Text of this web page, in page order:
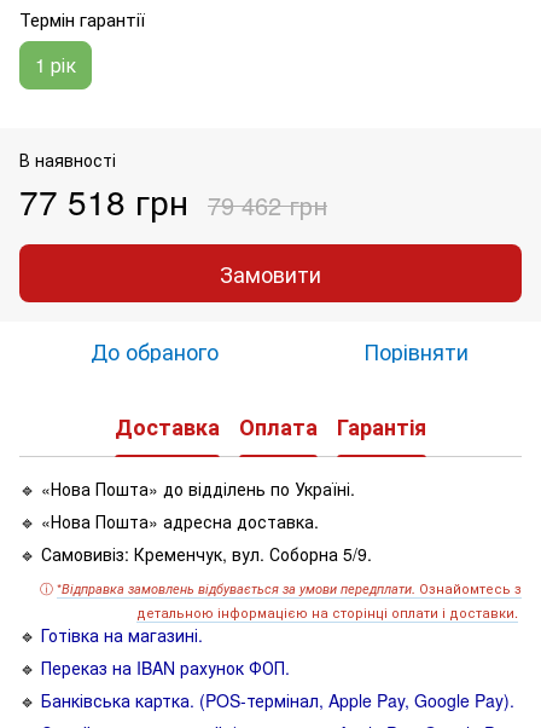
Термін гарантії
1 рік
В наявності
77 518 грн 79 462 грн
Замовити
До обраного Порівняти
Доставка Оплата Гарантія
🔹 «Нова Пошта» до відділень по Україні.
🔹 «Нова Пошта» адресна доставка.
🔹 Самовивіз: Кременчук, вул. Соборна 5/9.
ⓘ*Відправка замовлень відбувається за умови передплати. Ознайомтесь з
детальною інформацією на сторінці оплати і доставки.
🔹 Готівка на магазині.
🔹 Переказ на IBAN рахунок ФОП.
🔹 Банківська картка. (POS-термінал, Apple Pay, Google Pay).